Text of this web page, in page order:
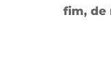
fim, de